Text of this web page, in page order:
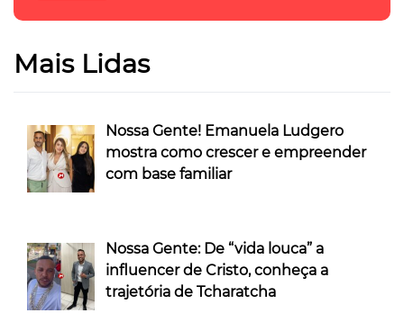
Mais Lidas
Nossa Gente! Emanuela Ludgero
mostra como crescer e empreender
com base familiar
Nossa Gente: De “vida louca” a
influencer de Cristo, conheça a
trajetória de Tcharatcha